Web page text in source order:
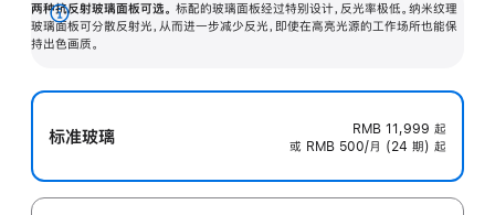
两种抗反射玻璃面板可选。 标配的玻璃面板经过特别设计，反光率极低。纳米纹理
玻璃面板可分散反射光，从而进一步减少反光，即使在高亮光源的工作场所也能保
持出色画质。
展
开
标准玻璃 RMB 11,999 起
或 RMB 500/月 (24 期) 起